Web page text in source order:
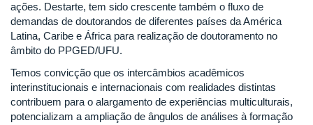
ações. Destarte, tem sido crescente também o fluxo de
demandas de doutorandos de diferentes países da América
Latina, Caribe e África para realização de doutoramento no
âmbito do PPGED/UFU.
Temos convicção que os intercâmbios acadêmicos
interinstitucionais e internacionais com realidades distintas
contribuem para o alargamento de experiências multiculturais,
potencializam a ampliação de ângulos de análises à formação